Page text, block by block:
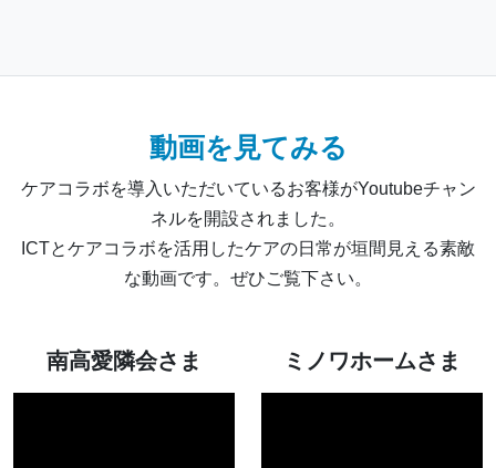
動画を見てみる
ケアコラボを導入いただいているお客様がYoutubeチャン
ネルを開設されました。
ICTとケアコラボを活用したケアの日常が垣間見える素敵
な動画です。ぜひご覧下さい。
南高愛隣会さま ミノワホームさま